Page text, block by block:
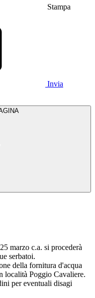
Stampa
Invia
marzo c.a. si procederà
serbatoi.
della fornitura d'acqua
località Poggio Cavaliere.
per eventuali disagi